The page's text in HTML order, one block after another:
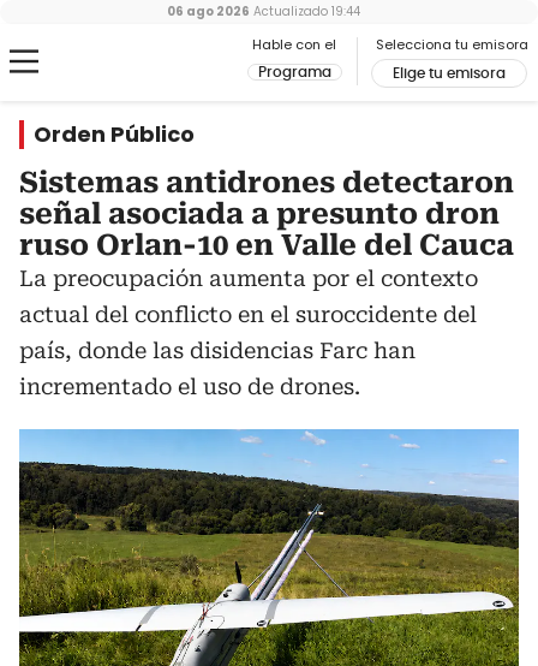
Hable con el
Programa
Selecciona tu emisora
Elige tu emisora
06 ago 2026 Actualizado 19:44
Orden Público
Sistemas antidrones detectaron
señal asociada a presunto dron
ruso Orlan-10 en Valle del Cauca
La preocupación aumenta por el contexto
actual del conflicto en el suroccidente del
país, donde las disidencias Farc han
incrementado el uso de drones.